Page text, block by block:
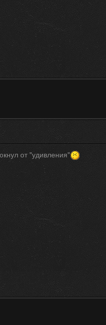
от "удивления"